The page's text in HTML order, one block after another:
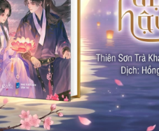
Sách Ehon &
Thiếu Nhi
Tô Màu - Luyện
Kiến Thức Bách
Trẻ
Đạo Đức - Kỹ
Xem thêm